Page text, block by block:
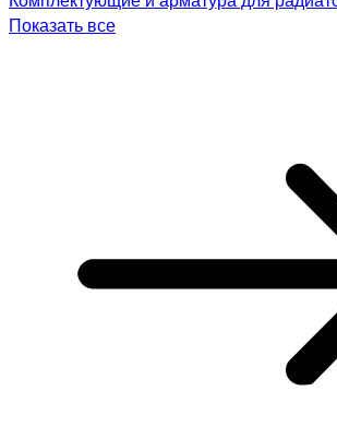
Показать все